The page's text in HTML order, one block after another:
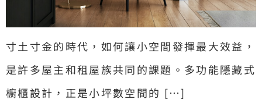
寸土寸金的時代，如何讓小空間發揮最大效益，
是許多屋主和租屋族共同的課題。多功能隱藏式
櫥櫃設計，正是小坪數空間的 […]